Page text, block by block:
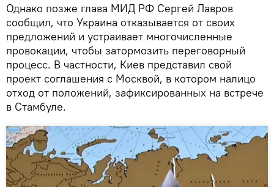
Однако позже глава МИД РФ Сергей Лавров
сообщил, что Украина отказывается от своих
предложений и устраивает многочисленные
провокации, чтобы затормозить переговорный
процесс. В частности, Киев представил свой
проект соглашения с Москвой, в котором налицо
отход от положений, зафиксированных на встрече
в Стамбуле.